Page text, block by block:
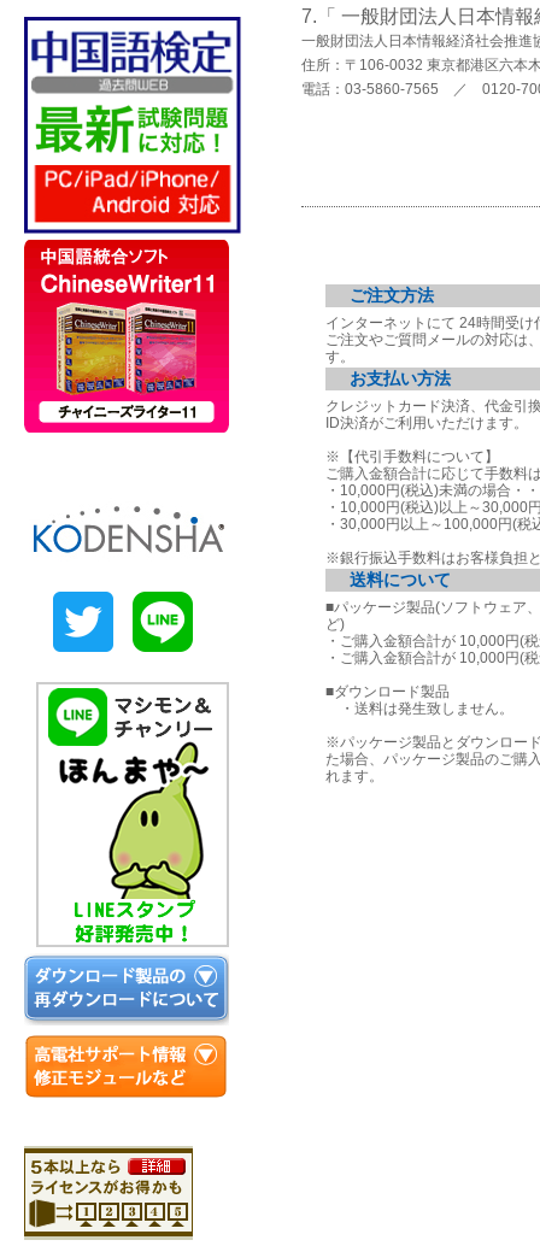
7.「 一般財団法人日本情
一般財団法人日本情報経済社会推
住所：〒106-0032 東京都港区六本
電話：03-5860-7565 ／ 0120-
ご注文方法
インターネットにて 24時間受け
ご注文やご質問メールの対応は
す。
お支払い方法
クレジットカード決済、代金引
ID決済がご利用いただけます。
※【代引手数料について】
ご購入金額合計に応じて手数料
・10,000円(税込)未満の場合・
・10,000円(税込)以上～30,000
・30,000円以上～100,000円(税
※銀行振込手数料はお客様負担
送料について
■パッケージ製品(ソフトウェア
ど)
・ご購入金額合計が 10,000円(
・ご購入金額合計が 10,000円(
■ダウンロード製品
・送料は発生致しません。
※パッケージ製品とダウンロー
た場合、パッケージ製品のご購
れます。